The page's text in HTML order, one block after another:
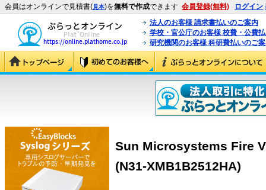
会員はオンラインで見積書(見本)を無料で作成できます 会員登録(無料) ログイン
法人のお客様 請求書払いのご案内
学校・官公庁のお客様 校費・公費
研究機関のお客様 科研費払いのご
Sun Microsystems Fire
(N31-XMB1B2512HA)